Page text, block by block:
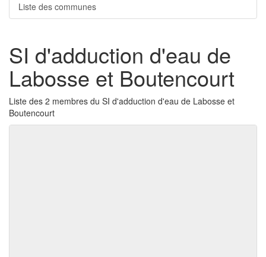
Liste des communes
SI d'adduction d'eau de
Labosse et Boutencourt
Liste des 2 membres du SI d'adduction d'eau de Labosse et
Boutencourt